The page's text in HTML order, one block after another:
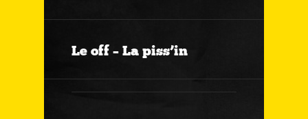
Le off – La piss’in